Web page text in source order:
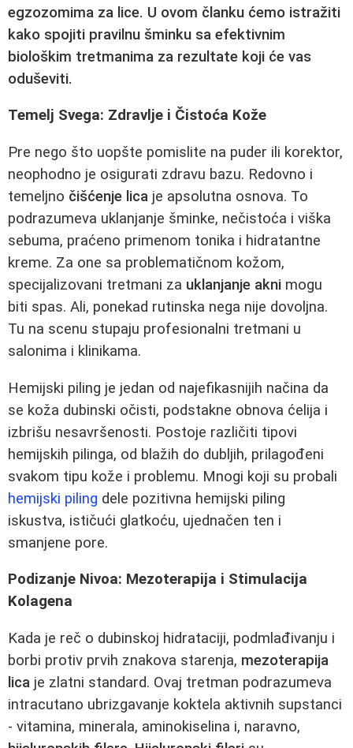
egzozomima za lice. U ovom članku ćemo istražiti
kako spojiti pravilnu šminku sa efektivnim
biološkim tretmanima za rezultate koji će vas
oduševiti.
Temelj Svega: Zdravlje i Čistoća Kože
Pre nego što uopšte pomislite na puder ili korektor,
neophodno je osigurati zdravu bazu. Redovno i
temeljno čišćenje lica je apsolutna osnova. To
podrazumeva uklanjanje šminke, nečistoća i viška
sebuma, praćeno primenom tonika i hidratantne
kreme. Za one sa problematičnom kožom,
specijalizovani tretmani za uklanjanje akni mogu
biti spas. Ali, ponekad rutinska nega nije dovoljna.
Tu na scenu stupaju profesionalni tretmani u
salonima i klinikama.
Hemijski piling je jedan od najefikasnijih načina da
se koža dubinski očisti, podstakne obnova ćelija i
izbrišu nesavršenosti. Postoje različiti tipovi
hemijskih pilinga, od blažih do dubljih, prilagođeni
svakom tipu kože i problemu. Mnogi koji su probali
hemijski piling dele pozitivna hemijski piling
iskustva, ističući glatkoću, ujednačen ten i
smanjene pore.
Podizanje Nivoa: Mezoterapija i Stimulacija
Kolagena
Kada je reč o dubinskoj hidrataciji, podmlađivanju i
borbi protiv prvih znakova starenja, mezoterapija
lica je zlatni standard. Ovaj tretman podrazumeva
intracutano ubrizgavanje koktela aktivnih supstanci
- vitamina, minerala, aminokiselina i, naravno,